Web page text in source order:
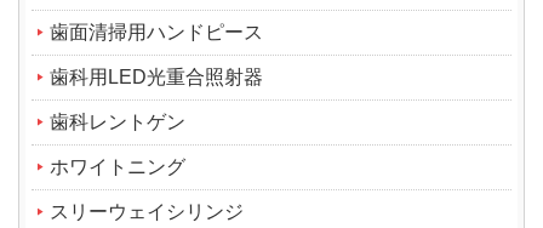
歯面清掃用ハンドピース
歯科用LED光重合照射器
歯科レントゲン
ホワイトニング
スリーウェイシリンジ